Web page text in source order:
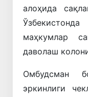
алоҳида
Ўзбекистонда
маҳкумлар
даволаш
Омбудсман
эркинлиги